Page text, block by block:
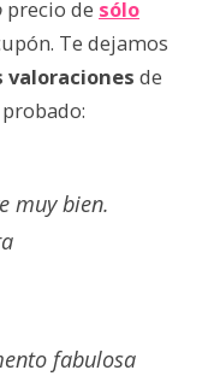
precio de sólo
Te dejamos
valoraciones de
muy bien.
fabulosa